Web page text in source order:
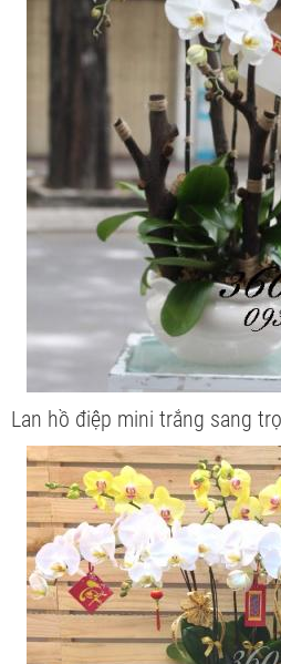
Lan hồ điệp mini trắng sang